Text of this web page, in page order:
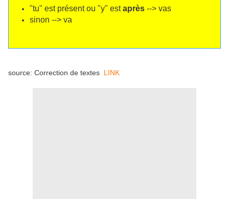
"tu" est présent ou "y" estaprès --> vas
sinon --> va
source: Correction de textes LINK